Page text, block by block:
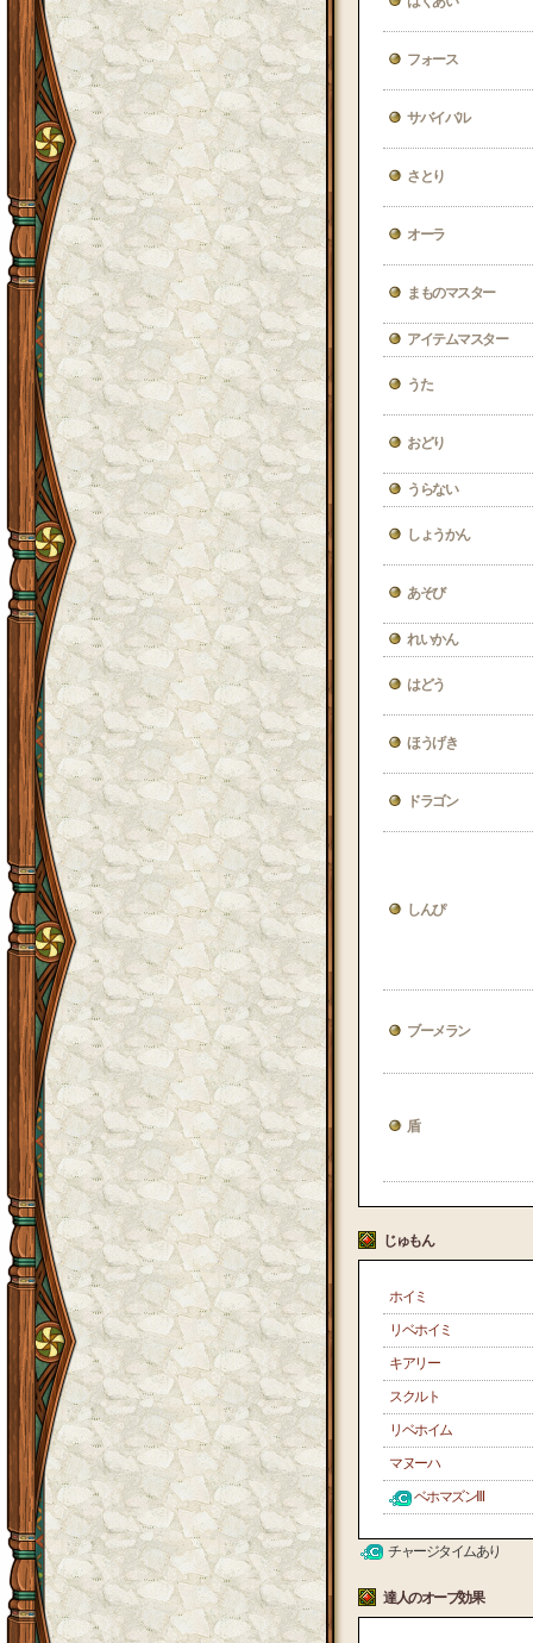
フォース
サバイバル
さとり
オーラ
まものマスター
アイテムマスター
うた
おどり
うらない
しょうかん
あそび
れいかん
はどう
ほうげき
ドラゴン
しんぴ
ブーメラン
盾
じゅもん
ホイミ
リベホイミ
キアリー
スクルト
リベホイム
マヌーハ
ベホマズンⅢ
チャージタイムあり
達人のオーブ効果